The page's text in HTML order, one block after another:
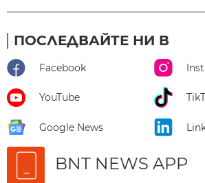
ПОСЛЕДВАЙТЕ НИ В
Facebook
YouTube
Google News
BNT NEWS APP